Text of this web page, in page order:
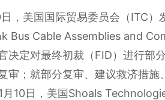
，美国国际贸易委员会（ITC）
Bus Cable Assemblies and
决定对最终初裁（FID）进行部
审；就部分复审、建议救济措
10日，美国Shoals